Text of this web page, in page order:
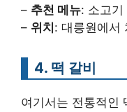
– 추천 메뉴: 소고기
– 위치 : 대릉원에서
4. 떡 갈비
여기서는 전통적인